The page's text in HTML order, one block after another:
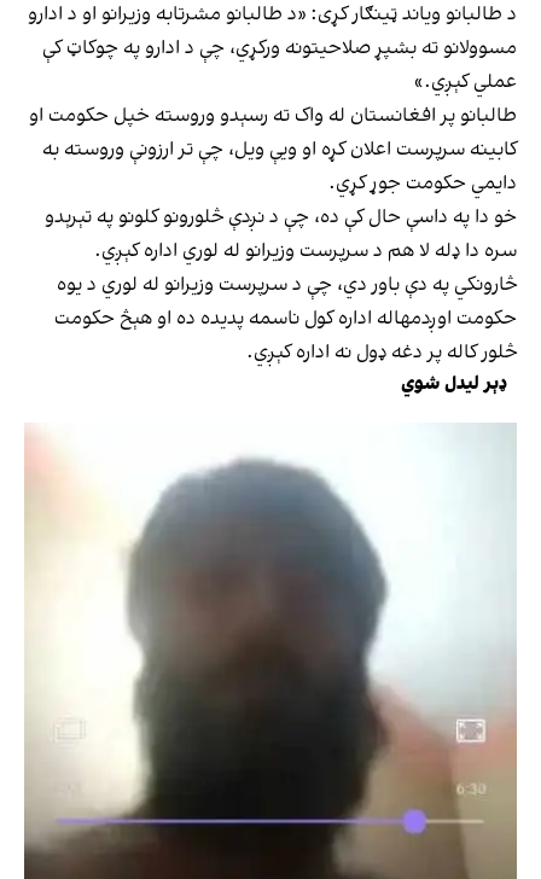
د طالبانو ویاند ټینګار کړی: «د طالبانو مشرتابه وزیرانو او د ادارو
مسوولانو ته بشپړ صلاحیتونه ورکړي، چې د ادارو په چوکاټ کې
عملي کېږي.»
طالبانو پر افغانستان له واک ته رسېدو وروسته خپل حکومت او
کابینه سرپرست اعلان کړه او ویې ویل، چې تر ارزونې وروسته به
دایمي حکومت جوړ کړي.
خو دا په داسې حال کې ده، چې د نږدې څلورونو کلونو په تېرېدو
سره دا ډله لا هم د سرپرست وزیرانو له لوري اداره کېږي.
څارونکي په دې باور دي، چې د سرپرست وزیرانو له لوري د یوه
حکومت اوږدمهاله اداره کول ناسمه پدیده ده او هېڅ حکومت
څلور کاله پر دغه ډول نه اداره کېږي.
ډېر لیدل شوي